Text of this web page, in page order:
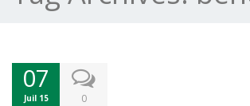
07
Juil 15 0